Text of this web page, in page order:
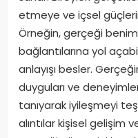
etmeye ve içsel
Örneğin, gerçeği
bağlantılarına yol
anlayışı besler.
duyguları ve
tanıyarak iyileşmeyi
alıntılar kişisel gelişim